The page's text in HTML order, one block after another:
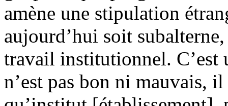
amène une stipulation
aujourd’hui soit
travail institutionnel. C’est
n’est pas bon ni mauvais,